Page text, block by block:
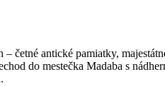
antické pamiatky,
do mestečka Madaba s